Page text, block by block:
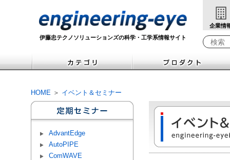
伊藤忠テクノソリューションズの科学・工学系情報サイト
企業情
Write
HOME ＞ イベント＆セミナー
AdvantEdge
AutoPIPE
ComWAVE